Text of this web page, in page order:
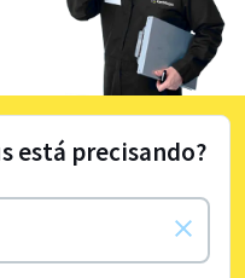
está precisando?